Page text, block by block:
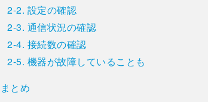
設定の確認
通信状況の確認
接続数の確認
機器が故障していることも
まとめ